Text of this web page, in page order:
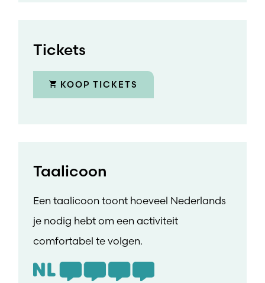
Tickets
KOOP TICKETS
Taalicoon
Een taalicoon toont hoeveel Nederlands
je nodig hebt om een activiteit
comfortabel te volgen.